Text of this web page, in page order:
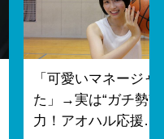
「可愛いマネージャ
た」→実は“ガチ勢”
力！アオハル応援…